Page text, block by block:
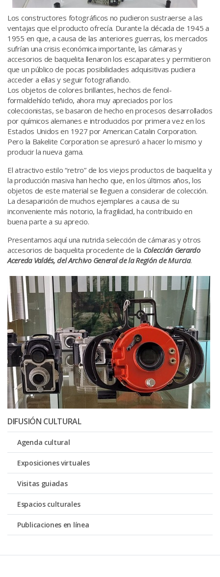
Los constructores fotográficos no pudieron sustraerse a las
ventajas que el producto ofrecía. Durante la década de 1945 a
1955 en que, a causa de las anteriores guerras, los mercados
sufrían una crisis económica importante, las cámaras y
accesorios de baquelita llenaron los escaparates y permitieron
que un público de pocas posibilidades adquisitivas pudiera
acceder a ellas y seguir fotografiando.
Los objetos de colores brillantes, hechos de fenol-
formaldehído teñido, ahora muy apreciados por los
coleccionistas, se basaron de hecho en procesos desarrollados
por químicos alemanes e introducidos por primera vez en los
Estados Unidos en 1927 por American Catalin Corporation.
Pero la Bakelite Corporation se apresuró a hacer lo mismo y
producir la nueva gama.
El atractivo estilo “retro” de los viejos productos de baquelita y
la producción masiva han hecho que, en los últimos años, los
objetos de este material se lleguen a considerar de colección.
La desaparición de muchos ejemplares a causa de su
inconveniente más notorio, la fragilidad, ha contribuido en
buena parte a su aprecio.
Presentamos aquí una nutrida selección de cámaras y otros
accesorios de baquelita procedente de la Colección Gerardo
Acereda Valdés, del Archivo General de la Región de Murcia.
DIFUSIÓN CULTURAL
Agenda cultural
Exposiciones virtuales
Visitas guiadas
Espacios culturales
Publicaciones en línea